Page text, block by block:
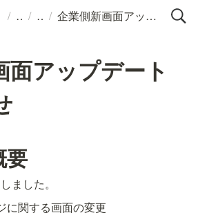
/ / / 企業側新画面アップデートのお知らせ
面アップデート
要
ました。
に関する画面の変更